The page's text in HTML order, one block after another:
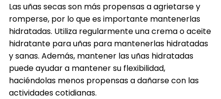
Las uñas secas son más propensas a agrietarse y
romperse, por lo que es importante mantenerlas
hidratadas. Utiliza regularmente una crema o aceite
hidratante para uñas para mantenerlas hidratadas
y sanas. Además, mantener las uñas hidratadas
puede ayudar a mantener su flexibilidad,
haciéndolas menos propensas a dañarse con las
actividades cotidianas.